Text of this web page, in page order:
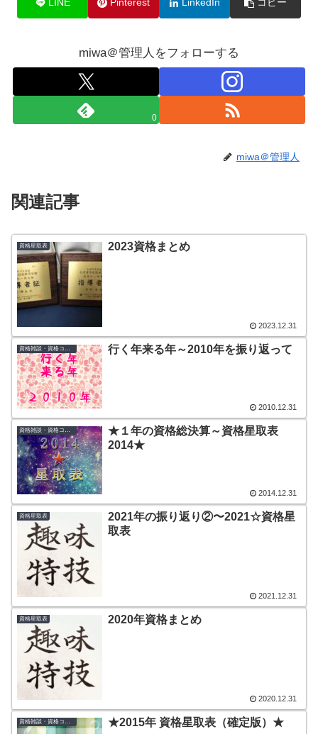
miwa＠管理人をフォローする
0
miwa＠管理人
関連記事
資格星取表 2023資格まとめ
2023.12.31
資格雑談・資格コラム 行く年来る年～2010年を振り返って
2010.12.31
資格雑談・資格コラム
★１年の資格総決算～資格星取表
2014★
2014.12.31
資格星取表
2021年の振り返り②〜2021☆資格星
取表
2021.12.31
資格星取表 2020年資格まとめ
2020.12.31
資格雑談・資格コラム ★2015年 資格星取表（確定版）★